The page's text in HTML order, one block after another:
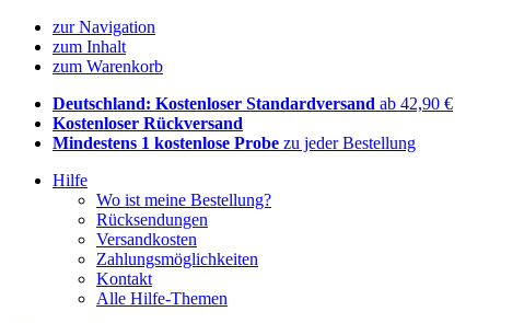
zur Navigation
zum Inhalt
zum Warenkorb
Deutschland: Kostenloser Standardversand ab 42,90 €
Kostenloser Rückversand
Mindestens 1 kostenlose Probe zu jeder Bestellung
Hilfe
Wo ist meine Bestellung?
Rücksendungen
Versandkosten
Zahlungsmöglichkeiten
Kontakt
Alle Hilfe-Themen